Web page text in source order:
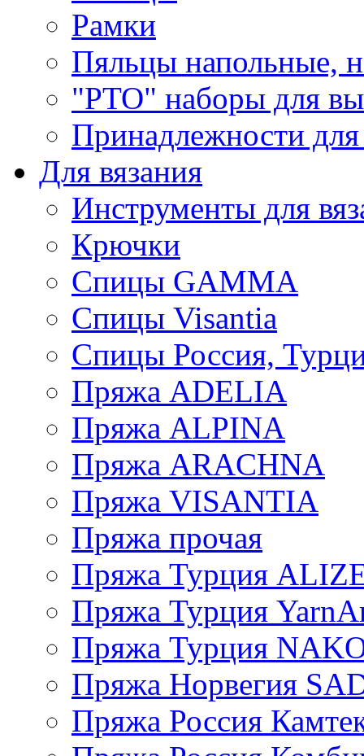
Рамки
Пяльцы напольные,
"РТО" наборы для
Принадлежности
Для вязания
Инструменты для
Крючки
Спицы GAMMA
Спицы Visantia
Спицы Россия,
Пряжа ADELIA
Пряжа ALPINA
Пряжа ARACHNA
Пряжа VISANTIA
Пряжа прочая
Пряжа Турция
Пряжа Турция
Пряжа Турция
Пряжа Норвегия
Пряжа Россия